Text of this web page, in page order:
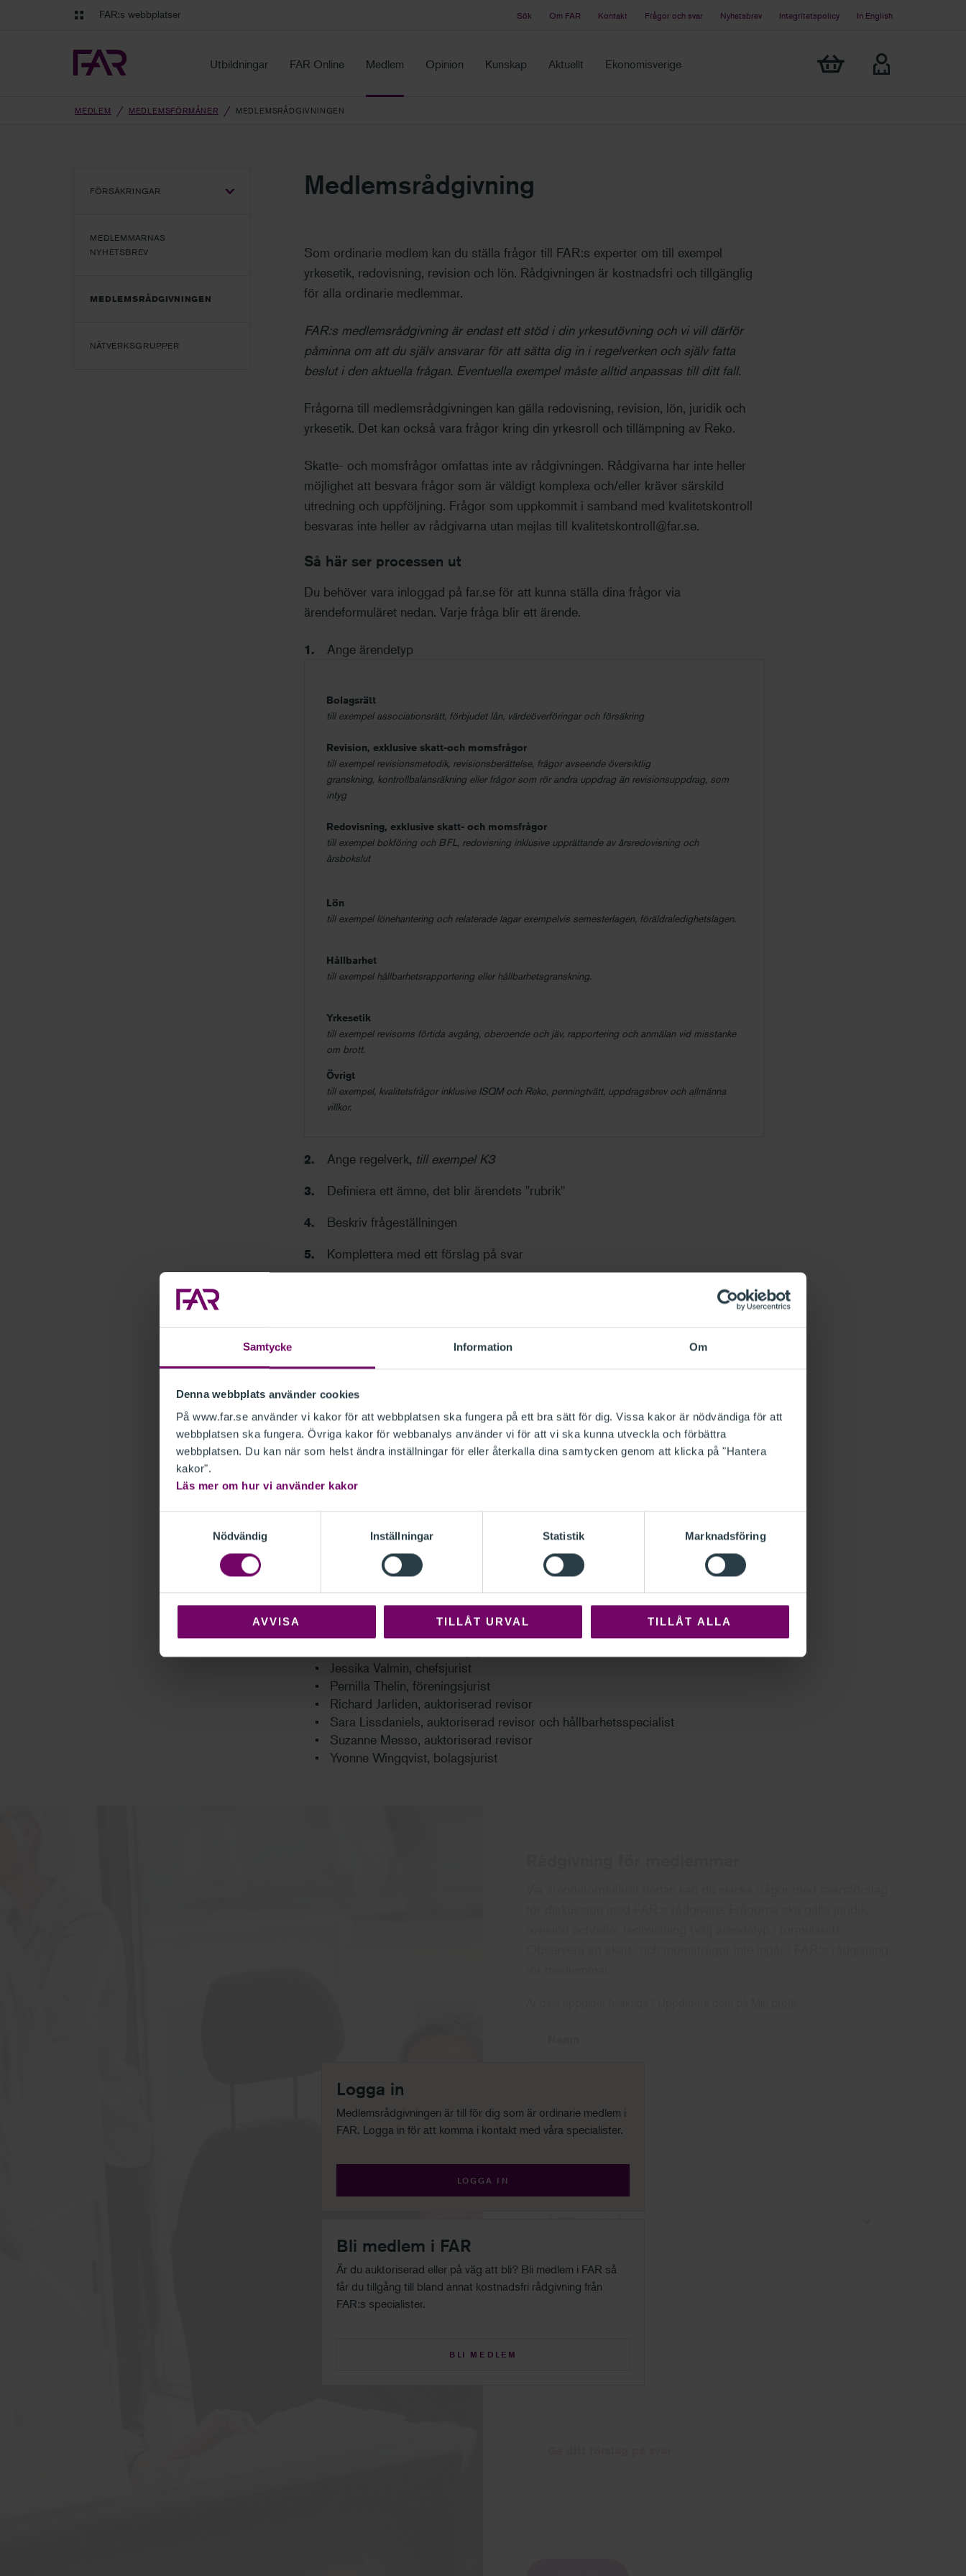
Samtycke Information Om
Denna webbplats använder cookies
På www.far.se använder vi kakor för att webbplatsen ska fungera på ett bra sätt för dig. Vissa kakor är nödvändiga för att
webbplatsen ska fungera. Övriga kakor för webbanalys använder vi för att vi ska kunna utveckla och förbättra
webbplatsen. Du kan när som helst ändra inställningar för eller återkalla dina samtycken genom att klicka på "Hantera
kakor".
Läs mer om hur vi använder kakor
Nödvändig
Inställningar Statistik Marknadsföring
AVVISA TILLÅT URVAL TILLÅT ALLA
Gå till navigation
Tidningen Balans
FAR:s webbplatser Sök Om FAR Kontakt Frågor och svar Nyhetsbrev Integritetspolicy In English
Utbildningar FAR Online Medlem Opinion Kunskap Aktuellt Ekonomisverige Visa min varukorg
MEDLEM MEDLEMSFÖRMÅNER MEDLEMSRÅDGIVNINGEN
FÖRSÄKRINGAR
MEDLEMMARNAS
NYHETSBREV
MEDLEMSRÅDGIVNINGEN
NÄTVERKSGRUPPER
Medlemsrådgivning
Som ordinarie medlem kan du ställa frågor till FAR:s experter om till exempel
yrkesetik, redovisning, revision och lön. Rådgivningen är kostnadsfri och tillgänglig
för alla ordinarie medlemmar.
FAR:s medlemsrådgivning är endast ett stöd i din yrkesutövning och vi vill därför
påminna om att du själv ansvarar för att sätta dig in i regelverken och själv fatta
beslut i den aktuella frågan. Eventuella exempel måste alltid anpassas till ditt fall.
Frågorna till medlemsrådgivningen kan gälla redovisning, revision, lön, juridik och
yrkesetik. Det kan också vara frågor kring din yrkesroll och tillämpning av Reko.
Skatte- och momsfrågor omfattas inte av rådgivningen. Rådgivarna har inte heller
möjlighet att besvara frågor som är väldigt komplexa och/eller kräver särskild
utredning och uppföljning. Frågor som uppkommit i samband med kvalitetskontroll
besvaras inte heller av rådgivarna utan mejlas till kvalitetskontroll@far.se.
Så här ser processen ut
Du behöver vara inloggad på far.se för att kunna ställa dina frågor via
ärendeformuläret nedan. Varje fråga blir ett ärende.
Ange ärendetyp
Bolagsrätt
till exempel associationsrätt, förbjudet lån, värdeöverföringar och försäkring
Revision, exklusive skatt-och momsfrågor
till exempel revisionsmetodik, revisionsberättelse, frågor avseende översiktlig
granskning, kontrollbalansräkning eller frågor som rör andra uppdrag än revisionsuppdrag, som
intyg
Redovisning, exklusive skatt- och momsfrågor
till exempel bokföring och BFL, redovisning inklusive upprättande av årsredovisning och
årsbokslut
Lön
till exempel lönehantering och relaterade lagar exempelvis semesterlagen, föräldraledighetslagen.
Hållbarhet
till exempel hållbarhetsrapportering eller hållbarhetsgranskning.
Yrkesetik
till exempel revisorns förtida avgång, oberoende och jäv, rapportering och anmälan vid misstanke
om brott.
Övrigt
till exempel, kvalitetsfrågor inklusive ISQM och Reko, penningtvätt, uppdragsbrev och allmänna
villkor.
Ange regelverk, till exempel K3
Definiera ett ämne, det blir ärendets "rubrik"
Beskriv frågeställningen
Komplettera med ett förslag på svar
Ärendet registreras i FAR:s ärendesystem, så att rådgivaren kan förbereda sig innan
information som ges i ärendet, desto större är möjligheten att ge ett bra svar.
Alla frågor behandlas fortlöpande med målsättningen att du ska få en återkoppling
inom 48 timmar, oftast genom att du blir uppringd.
Antalet inkommande ärenden och komplexiteten i dem varierar stort och tidvis är
bemanningen på medlemsrådgivningen begränsad. Det innebär att svarstiden ibland
innan du behöver ett svar.
Birgitta Åhlander, Auktoriserad Redovisningskonsult FAR
Björn Irle, auktoriserad revisor
Camilla Carlsson, Auktoriserad Redovisningskonsult FAR
Emelie Hansson Auktoriserad Lönekonsult FAR
Jessika Valmin, chefsjurist
Pernilla Thelin, föreningsjurist
Richard Jarliden, auktoriserad revisor
Sara Lissdaniels, auktoriserad revisor och hållbarhetsspecialist
Suzanne Messo, auktoriserad revisor
Yvonne Wingqvist, bolagsjurist
Logga in
Medlemsrådgivningen är till för dig som är ordinarie medlem i
FAR. Logga in för att komma i kontakt med våra specialister.
LOGGA IN
Bli medlem i FAR
Är du auktoriserad eller på väg att bli? Bli medlem i FAR så
får du tillgång till bland annat kostnadsfri rådgivning från
FAR:s specialister.
BLI MEDLEM
E-postadress
Ämne